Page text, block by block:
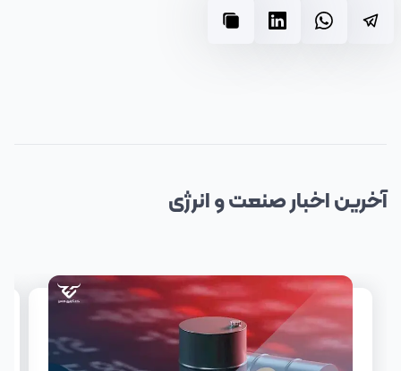
آخریناخبارصنعت و انرژی